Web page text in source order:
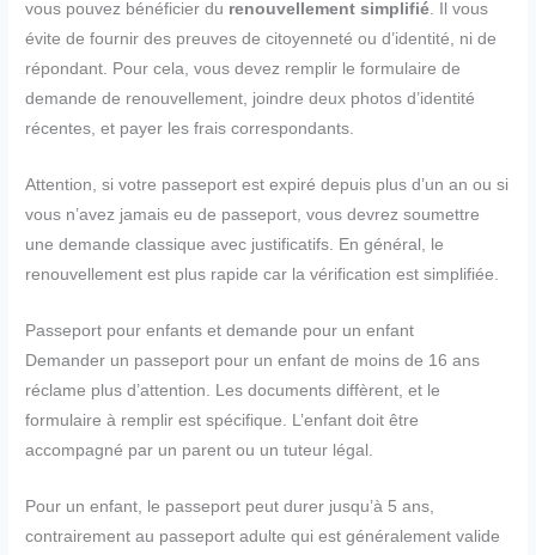
vous pouvez bénéficier du renouvellement simplifié. Il vous
évite de fournir des preuves de citoyenneté ou d’identité, ni de
répondant. Pour cela, vous devez remplir le formulaire de
demande de renouvellement, joindre deux photos d’identité
récentes, et payer les frais correspondants.
Attention, si votre passeport est expiré depuis plus d’un an ou si
vous n’avez jamais eu de passeport, vous devrez soumettre
une demande classique avec justificatifs. En général, le
renouvellement est plus rapide car la vérification est simplifiée.
Passeport pour enfants et demande pour un enfant
Demander un passeport pour un enfant de moins de 16 ans
réclame plus d’attention. Les documents diffèrent, et le
formulaire à remplir est spécifique. L’enfant doit être
accompagné par un parent ou un tuteur légal.
Pour un enfant, le passeport peut durer jusqu’à 5 ans,
contrairement au passeport adulte qui est généralement valide